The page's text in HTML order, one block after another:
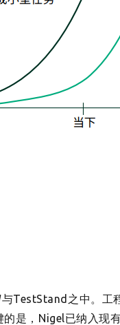
TestStand之中。
是，Nigel已纳入现